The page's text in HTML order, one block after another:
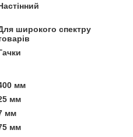
широкого спектру
мм
мм
мм
мм